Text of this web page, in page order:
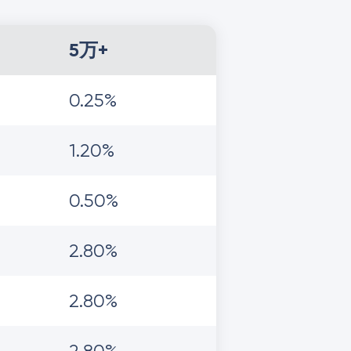
5万+
0.25%
1.20%
0.50%
2.80%
2.80%